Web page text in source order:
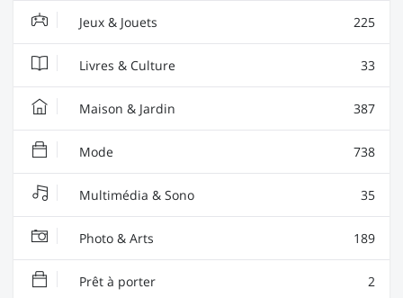
Jeux & Jouets 225
Livres & Culture 33
Maison & Jardin 387
Mode 738
Multimédia & Sono 35
Photo & Arts 189
Prêt à porter 2